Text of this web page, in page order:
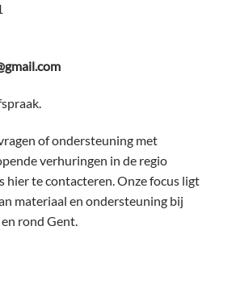
of ondersteuning met
verhuringen in de regio
hier te contacteren. Onze focus ligt
materiaal en ondersteuning bij
rond Gent.